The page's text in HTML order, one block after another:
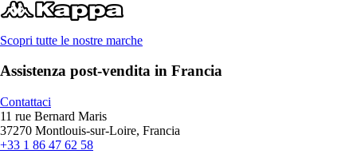
Scopri tutte le nostre marche
Assistenza post-vendita in Francia
Contattaci
11 rue Bernard Maris
37270 Montlouis-sur-Loire, Francia
+33 1 86 47 62 58